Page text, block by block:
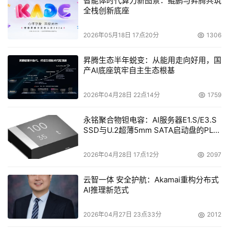
全栈创新底座
2026年05月18日 17点20分 1306
昇腾生态半年蜕变：从能用走向好用，国
产AI底座筑牢自主生态根基
2026年04月28日 22点14分 1759
永铭聚合物钽电容：AI服务器E1.S/E3.S
SSD与U.2超薄5mm SATA启动盘的PLP
2026年04月28日 17点12分 2097
云智一体 安全护航：Akamai重构分布式
AI推理新范式
2026年04月27日 23点33分 2012